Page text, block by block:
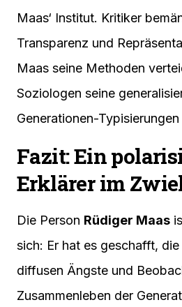
Maas‘ Institut. Kritiker
Transparenz und
Maas seine Methoden
Soziologen seine
Generationen-
Fazit: Ein
Erklärer im
Die Person Rüdiger Maas
sich: Er hat es geschafft,
diffusen Ängste und
Zusammenleben der